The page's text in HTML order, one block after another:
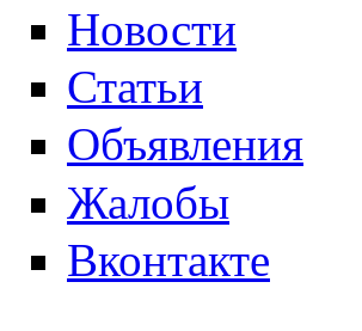
Новости
Статьи
Объявления
Жалобы
Вконтакте